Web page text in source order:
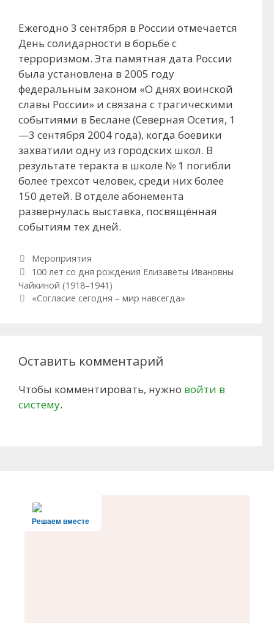
Ежегодно 3 сентября в России отмечается
День солидарности в борьбе с
терроризмом. Эта памятная дата России
была установлена в 2005 году
федеральным законом «О днях воинской
славы России» и связана с трагическими
событиями в Беслане (Северная Осетия, 1
—3 сентября 2004 года), когда боевики
захватили одну из городских школ. В
результате теракта в школе № 1 погибли
более трехсот человек, среди них более
150 детей. В отделе абонемента
развернулась выставка, посвящённая
событиям тех дней.
Рубрики
Мероприятия
Навигация по записям
100 лет со дня рождения Елизаветы Ивановны
Чайкиной (1918–1941)
«Согласие сегодня – мир навсегда»
Оставить комментарий
Чтобы комментировать, нужно войти в
систему.
Решаем вместе